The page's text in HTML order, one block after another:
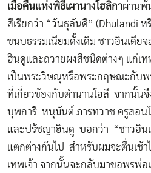
เมื่อคืนแห่งพิธีเผานางโฮลิกาผ่านพ้
สีเรียกว่า “วันธุลันดี” (Dhulandi ห
ขนบธรรมเนียมดั้งเดิม ชาวอินเดีย
ฮินดูและถวายผงสีชนิดต่างๆ แก่
เป็นพระวิษณุหรือพระกฤษณะกับพ
ที่เกี่ยวข้องกับตำนานโฮลี จากนั้น
บุพการี หนุมันต์ ภารทวาช ครูสอน
และปรัชญาฮินดู บอกว่า “ชาวอินเ
แตกต่างกันไป สำหรับผมจะตื่นเช้
เทพเจ้า จากนั้นจะกลับมาขอพรพ่